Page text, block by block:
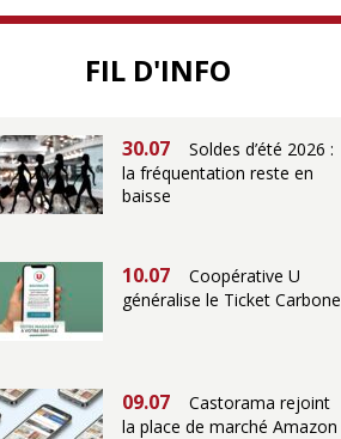
FIL D'INFO
25.06
Action ouvre un
30.07
Soldes d’été 2026 :
la fréquentation reste en
baisse
10.07
Coopérative U
généralise le Ticket Carbone
09.07
Castorama rejoint
la place de marché Amazon